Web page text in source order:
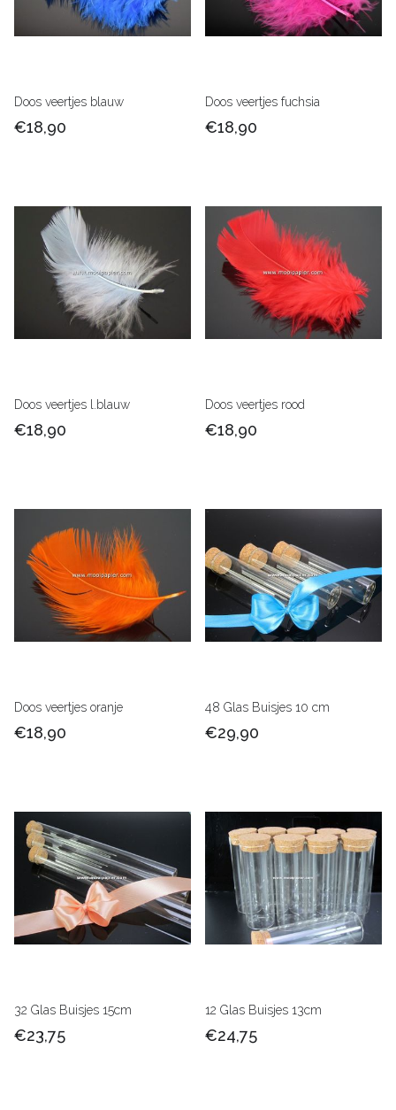
Doos veertjes blauw
€18,90
Doos veertjes fuchsia
€18,90
Doos veertjes l.blauw
€18,90
Doos veertjes rood
€18,90
Doos veertjes oranje
€18,90
48 Glas Buisjes 10 cm
€29,90
32 Glas Buisjes 15cm
€23,75
12 Glas Buisjes 13cm
€24,75